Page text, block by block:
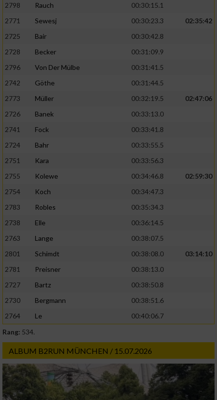
2798 Rauch
00:30:15.1
2771
Sewesj 00:30:23.3
02:35:42
2725
Bair
00:30:42.8
2728
Becker
00:31:09.9
2796
Von Der Mülbe
00:31:41.5
2742
Göthe
00:31:44.5
2773
Müller 00:32:19.5
02:47:06
2726
Banek
00:33:13.0
2741
Fock
00:33:41.8
2724
Bahr
00:33:55.5
2751
Kara
00:33:56.3
2755
Kolewe 00:34:46.8
02:59:30
2754
Koch
00:34:47.3
2783
Robles
00:35:34.3
2738
Elle
00:36:14.5
2763
Lange
00:38:07.5
2801
Schimdt 00:38:08.0
03:14:10
2781
Preisner
00:38:13.0
2727
Bartz
00:38:50.8
2730
Bergmann
00:38:51.6
2764
Le
00:40:06.7
Rang: 534.
ALBUM B2RUN MÜNCHEN / 15.07.2026